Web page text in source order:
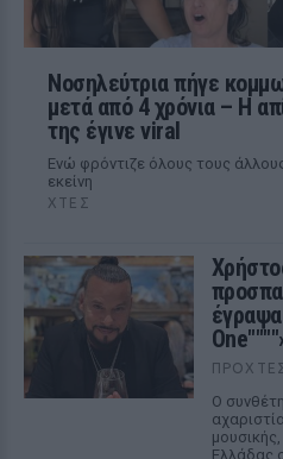
Νοσηλεύτρια πήγε
μετά από 4 χρόνια – Η
της έγινε viral
Ενώ φρόντιζε όλους τους
εκείνη
ΧΤΕΣ
Ο
Ελλάδας